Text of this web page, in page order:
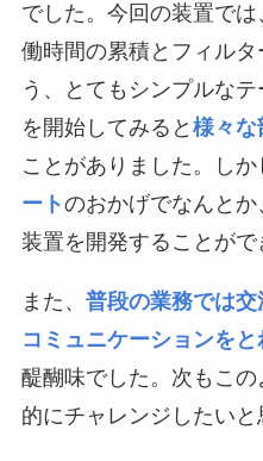
でした。今回の装置で
働時間の累積とフィル
う、とてもシンプルな
を開始してみると 様々な
ことがありました。しか
ートのおかげでなんと
装置を開発することがで
また、 普段の業務では
コミュニケーションをと
醍醐味でした。次もこ
的にチャレンジしたいと